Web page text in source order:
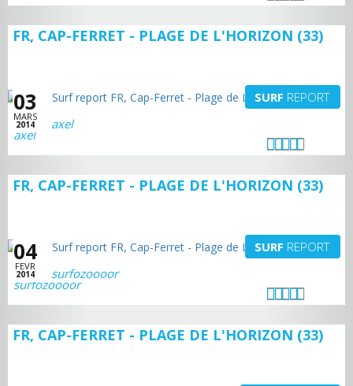
FR, CAP-FERRET - PLAGE DE L'HORIZON (33)
03
MARS
2014
SURF REPORT
axel
FR, CAP-FERRET - PLAGE DE L'HORIZON (33)
04
FEVR
2014
SURF REPORT
surfozoooor
FR, CAP-FERRET - PLAGE DE L'HORIZON (33)